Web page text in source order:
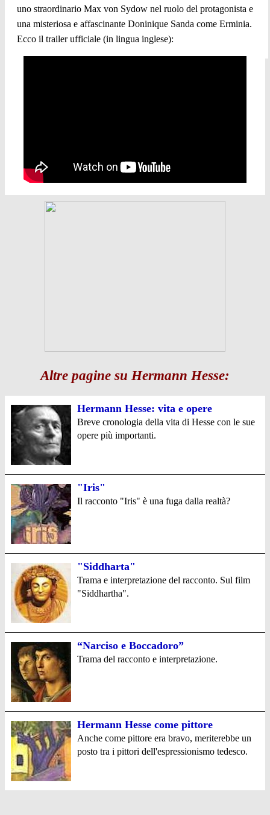
uno straordinario Max von Sydow nel ruolo del protagonista e
una misteriosa e affascinante Doninique Sanda come Erminia.
Ecco il trailer ufficiale (in lingua inglese):
Altre pagine su Hermann Hesse:
Hermann Hesse: vita e opere
Breve cronologia della vita di Hesse con le sue
opere più importanti.
"Iris"
Il racconto "Iris" è una fuga dalla realtà?
"Siddharta"
Trama e interpretazione del racconto. Sul film
"Siddhartha".
“Narciso e Boccadoro”
Trama del racconto e interpretazione.
Hermann Hesse come pittore
Anche come pittore era bravo, meriterebbe un
posto tra i pittori dell'espressionismo tedesco.